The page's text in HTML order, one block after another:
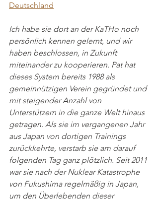
Deutschland
Ich habe sie dort an der KaTHo noch
persönlich kennen gelernt, und wir
haben beschlossen, in Zukunft
miteinander zu kooperieren. Pat hat
dieses System bereits 1988 als
gemeinnützigen Verein gegründet und
mit steigender Anzahl von
Unterstützern in die ganze Welt hinaus
getragen. Als sie im vergangenen Jahr
aus Japan von dortigen Trainings
zurückkehrte, verstarb sie am darauf
folgenden Tag ganz plötzlich. Seit 2011
war sie nach der Nuklear Katastrophe
von Fukushima regelmäßig in Japan,
um den Überlebenden dieser